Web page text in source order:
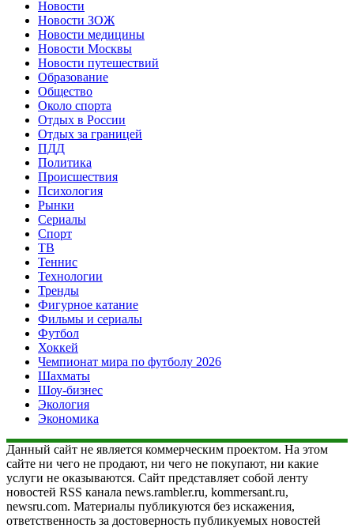
Новости
Новости ЗОЖ
Новости медицины
Новости Москвы
Новости путешествий
Образование
Общество
Около спорта
Отдых в России
Отдых за границей
ПДД
Политика
Происшествия
Психология
Рынки
Сериалы
Спорт
ТВ
Теннис
Технологии
Тренды
Фигурное катание
Фильмы и сериалы
Футбол
Хоккей
Чемпионат мира по футболу 2026
Шахматы
Шоу-бизнес
Экология
Экономика
Данный сайт не является коммерческим проектом. На этом
сайте ни чего не продают, ни чего не покупают, ни какие
услуги не оказываются. Сайт представляет собой ленту
новостей RSS канала news.rambler.ru, kommersant.ru,
newsru.com. Материалы публикуются без искажения,
ответственность за достоверность публикуемых новостей